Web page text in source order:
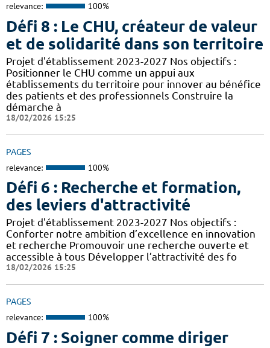
relevance: 100%
Défi 8 : Le CHU, créateur de valeur
et de solidarité dans son territoire
Projet d'établissement 2023-2027 Nos objectifs :
Positionner le CHU comme un appui aux
établissements du territoire pour innover au bénéfice
des patients et des professionnels Construire la
démarche à
18/02/2026 15:25
PAGES
relevance: 100%
Défi 6 : Recherche et formation,
des leviers d'attractivité
Projet d'établissement 2023-2027 Nos objectifs :
Conforter notre ambition d’excellence en innovation
et recherche Promouvoir une recherche ouverte et
accessible à tous Développer l’attractivité des fo
18/02/2026 15:25
PAGES
relevance: 100%
Défi 7 : Soigner comme diriger